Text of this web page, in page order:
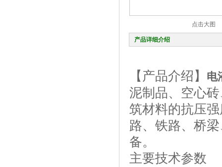
点击大图
产品详细介绍
【产品介绍】 电
泥制品、空心
筑材料的抗压
路、铁路、桥
备。
主要技术参数